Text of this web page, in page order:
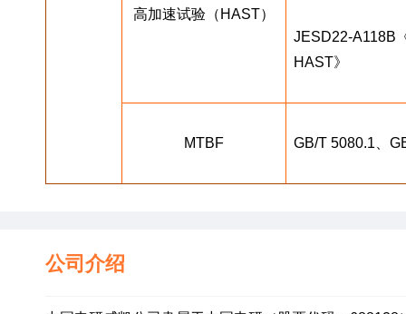
高加速试验（HAST）
JESD22-A118B
HAST》
MTBF GB/T 5080.1、
公司介绍